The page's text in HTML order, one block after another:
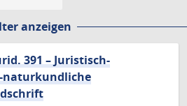
anzeigen
391 – Juristisch-
naturkundliche